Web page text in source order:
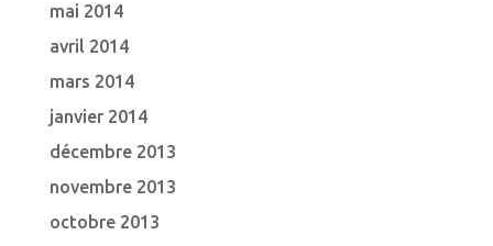
mai 2014
avril 2014
mars 2014
janvier 2014
décembre 2013
novembre 2013
octobre 2013